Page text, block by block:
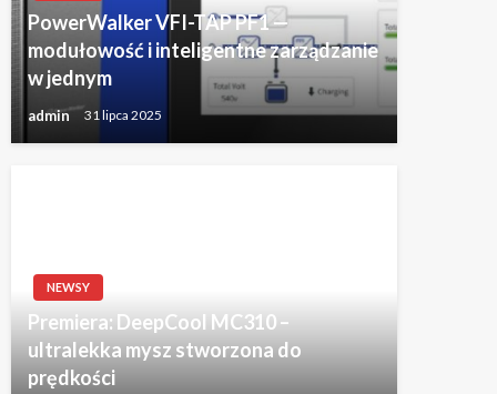
PowerWalker VFI-TAP PF1 —
modułowość i inteligentne zarządzanie
w jednym
admin 31 lipca 2025
NEWSY
Premiera: DeepCool MC310 –
ultralekka mysz stworzona do
prędkości